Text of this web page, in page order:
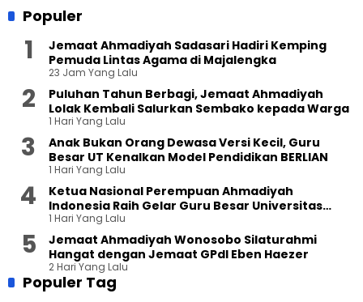
Populer
Jemaat Ahmadiyah Sadasari Hadiri Kemping
Pemuda Lintas Agama di Majalengka
23 Jam Yang Lalu
Puluhan Tahun Berbagi, Jemaat Ahmadiyah
Lolak Kembali Salurkan Sembako kepada Warga
1 Hari Yang Lalu
Anak Bukan Orang Dewasa Versi Kecil, Guru
Besar UT Kenalkan Model Pendidikan BERLIAN
1 Hari Yang Lalu
Ketua Nasional Perempuan Ahmadiyah
Indonesia Raih Gelar Guru Besar Universitas
Terbuka
1 Hari Yang Lalu
Jemaat Ahmadiyah Wonosobo Silaturahmi
Hangat dengan Jemaat GPdI Eben Haezer
2 Hari Yang Lalu
Populer Tag